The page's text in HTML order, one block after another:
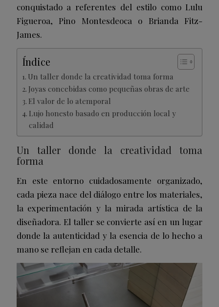
conquistado a referentes del estilo como Lulu
Figueroa, Pino Montesdeoca o Brianda Fitz-
James.
Índice
Un taller donde la creatividad toma forma
Joyas concebidas como pequeñas obras de arte
El valor de lo atemporal
Lujo honesto basado en producción local y
calidad
Un taller donde la creatividad toma
forma
En este entorno cuidadosamente organizado,
cada pieza nace del diálogo entre los materiales,
la experimentación y la mirada artística de la
diseñadora. El taller se convierte así en un lugar
donde la autenticidad y la esencia de lo hecho a
mano se reflejan en cada detalle.